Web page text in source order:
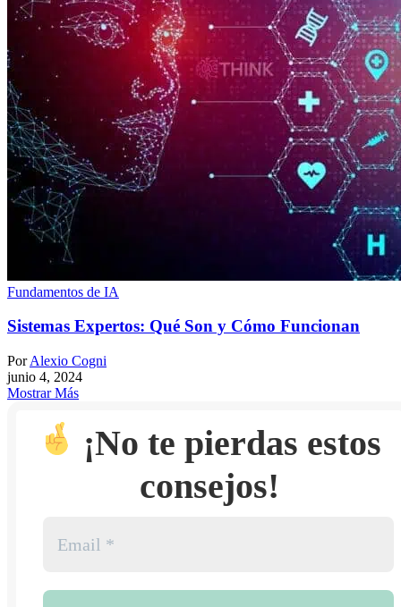
Fundamentos de IA
Sistemas Expertos: Qué Son y Cómo Funcionan
Por Alexio Cogni
junio 4, 2024
Mostrar Más
¡No te pierdas estos
consejos!